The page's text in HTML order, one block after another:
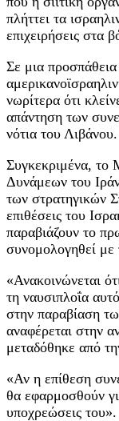
πλήττει τα
επιχειρήσεις στα
Σε μια
νωρίτερα ότι
απάντηση των
νότια του Λιβάνου.
Συγκεκριμένα, το
Δυνάμεων του
των στρατηγικών
επιθέσεις του
παραβιάζουν το
συνομολογηθεί με
«Ανακοινώνεται
τη ναυσιπλοΐα
στην παραβίαση
αναφέρεται στην
μεταδόθηκε από
«Αν η επίθεση
θα εφαρμοσθούν
υποχρεώσεις του».